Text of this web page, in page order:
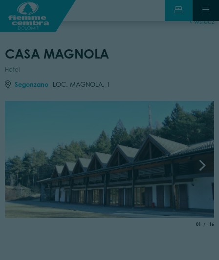
wstecz
CASA MAGNOLA
Hotel
Segonzano LOC. MAGNOLA, 1
01 of
16